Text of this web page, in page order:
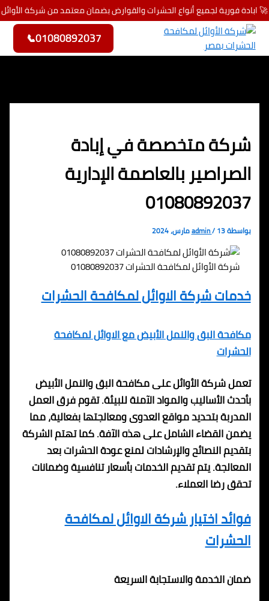
تخطي إلى المحتوى
🚀 ابادة فورية لجميع أنواع الحشرات والقوارض بضمان معتمد من شركة الأوائل
01080892037
📞
شركة متخصصة في إبادة
الصراصير بالعاصمة الإدارية
01080892037
بواسطة admin/13 مارس، 2024
شركة الأوائل لمكافحة الحشرات 01080892037
خدمات شركة الاوائل لمكافحة الحشرات
مكافحة البق والنمل الأبيض مع الاوائل لمكافحة
الحشرات
تعمل شركة الأوائل على مكافحة البق والنمل الأبيض
بأحدث الأساليب والمواد الآمنة للبيئة. تقوم فرق العمل
المدربة بتحديد مواقع العدوى ومعالجتها بفعالية، مما
يضمن القضاء الشامل على هذه الآفة. كما تهتم الشركة
بتقديم النصائح والإرشادات لمنع عودة الحشرات بعد
المعالجة. يتم تقديم الخدمات بأسعار تنافسية وضمانات
تحقق رضا العملاء.
فوائد اختيار شركة الاوائل لمكافحة
الحشرات
ضمان الخدمة والاستجابة السريعة